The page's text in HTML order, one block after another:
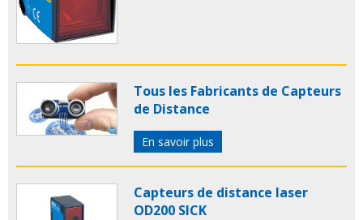
Tous les Fabricants de Capteurs
de Distance
En savoir plus
Capteurs de distance laser
OD200 SICK